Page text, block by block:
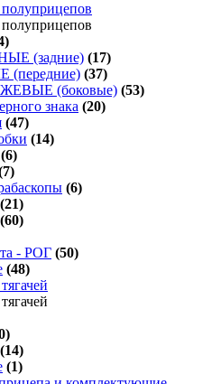
(задние) (17)
(передние) (37)
(боковые) (53)
знака (20)
(47)
(14)
(6)
(6)
(21)
(60)
- РОГ (50)
(48)
(14)
(1)